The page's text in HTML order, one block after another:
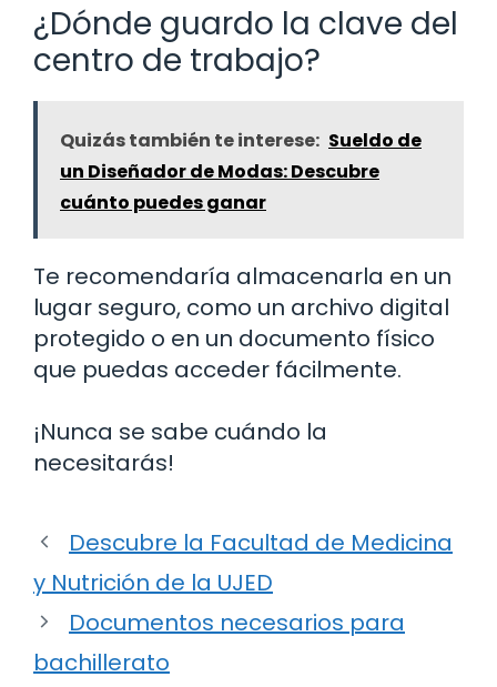
¿Dónde guardo la clave del
centro de trabajo?
Quizás también te interese: Sueldo de
un Diseñador de Modas: Descubre
cuánto puedes ganar
Te recomendaría almacenarla en un
lugar seguro, como un archivo digital
protegido o en un documento físico
que puedas acceder fácilmente.
¡Nunca se sabe cuándo la
necesitarás!
Descubre la Facultad de Medicina
y Nutrición de la UJED
Documentos necesarios para
bachillerato